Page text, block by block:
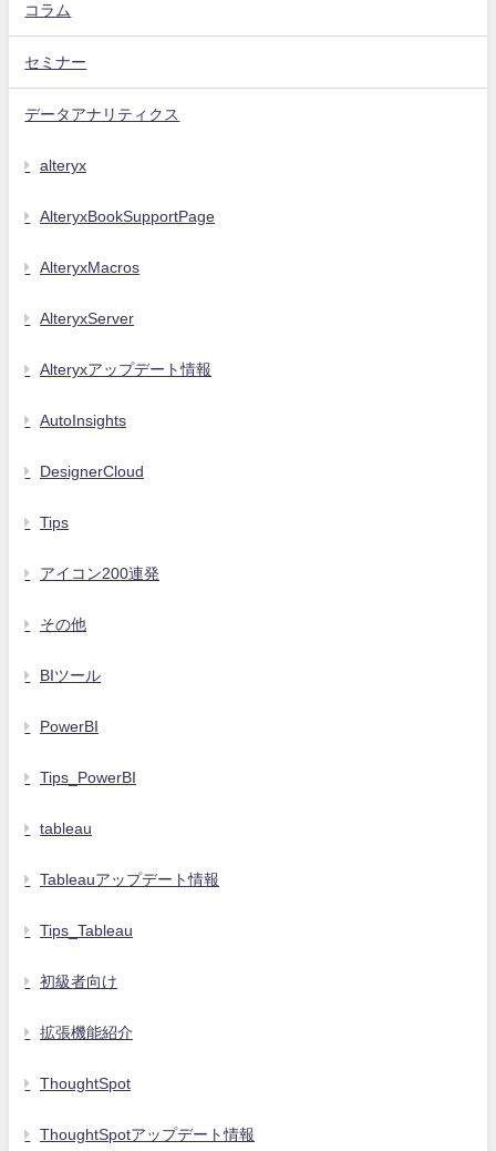
コラム
セミナー
データアナリティクス
alteryx
AlteryxBookSupportPage
AlteryxMacros
AlteryxServer
Alteryxアップデート情報
AutoInsights
DesignerCloud
Tips
アイコン200連発
その他
BIツール
PowerBI
Tips_PowerBI
tableau
Tableauアップデート情報
Tips_Tableau
初級者向け
拡張機能紹介
ThoughtSpot
ThoughtSpotアップデート情報